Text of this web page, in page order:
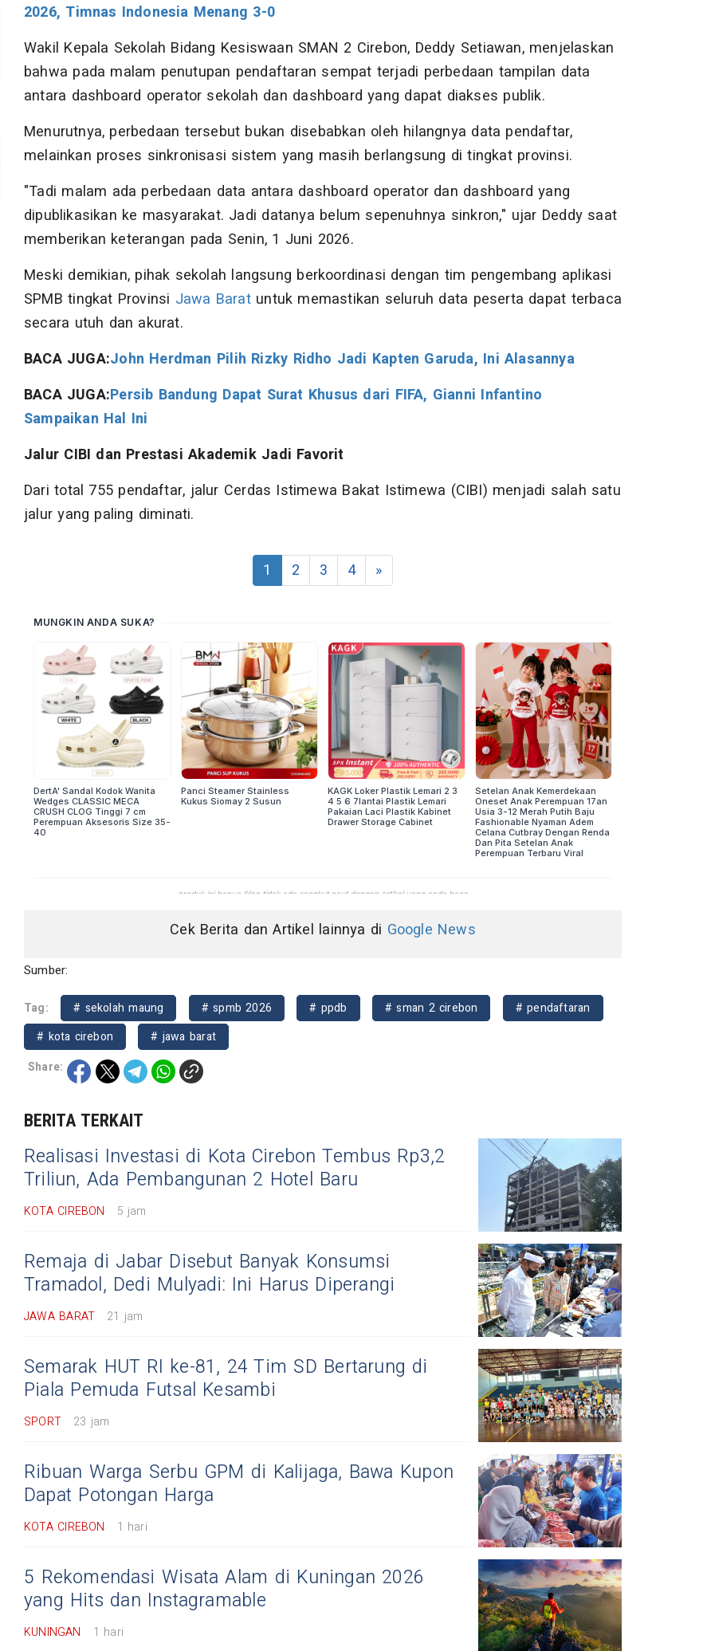
2026, Timnas Indonesia Menang 3-0
Wakil Kepala Sekolah Bidang Kesiswaan SMAN 2 Cirebon, Deddy Setiawan, menjelaskan
bahwa pada malam penutupan pendaftaran sempat terjadi perbedaan tampilan data
antara dashboard operator sekolah dan dashboard yang dapat diakses publik.
Menurutnya, perbedaan tersebut bukan disebabkan oleh hilangnya data pendaftar,
melainkan proses sinkronisasi sistem yang masih berlangsung di tingkat provinsi.
"Tadi malam ada perbedaan data antara dashboard operator dan dashboard yang
dipublikasikan ke masyarakat. Jadi datanya belum sepenuhnya sinkron," ujar Deddy saat
memberikan keterangan pada Senin, 1 Juni 2026.
Meski demikian, pihak sekolah langsung berkoordinasi dengan tim pengembang aplikasi
SPMB tingkat Provinsi Jawa Baratuntuk memastikan seluruh data peserta dapat terbaca
secara utuh dan akurat.
BACA JUGA:John Herdman Pilih Rizky Ridho Jadi Kapten Garuda, Ini Alasannya
BACA JUGA:Persib Bandung Dapat Surat Khusus dari FIFA, Gianni Infantino
Sampaikan Hal Ini
Jalur CIBI dan Prestasi Akademik Jadi Favorit
Dari total 755 pendaftar, jalur Cerdas Istimewa Bakat Istimewa (CIBI) menjadi salah satu
jalur yang paling diminati.
1 2 3 4 »
Cek Berita dan Artikel lainnya di Google News
Sumber:
Tag: # sekolah maung # spmb 2026 # ppdb # sman 2 cirebon
# pendaftaran
# kota cirebon
# jawa barat
Share:
BERITA TERKAIT
Realisasi Investasi di Kota Cirebon Tembus Rp3,2
Triliun, Ada Pembangunan 2 Hotel Baru
KOTA CIREBON 5 jam
Remaja di Jabar Disebut Banyak Konsumsi
Tramadol, Dedi Mulyadi: Ini Harus Diperangi
JAWA BARAT 21 jam
Semarak HUT RI ke-81, 24 Tim SD Bertarung di
Piala Pemuda Futsal Kesambi
SPORT 23 jam
Ribuan Warga Serbu GPM di Kalijaga, Bawa Kupon
Dapat Potongan Harga
KOTA CIREBON 1 hari
5 Rekomendasi Wisata Alam di Kuningan 2026
yang Hits dan Instagramable
KUNINGAN 1 hari